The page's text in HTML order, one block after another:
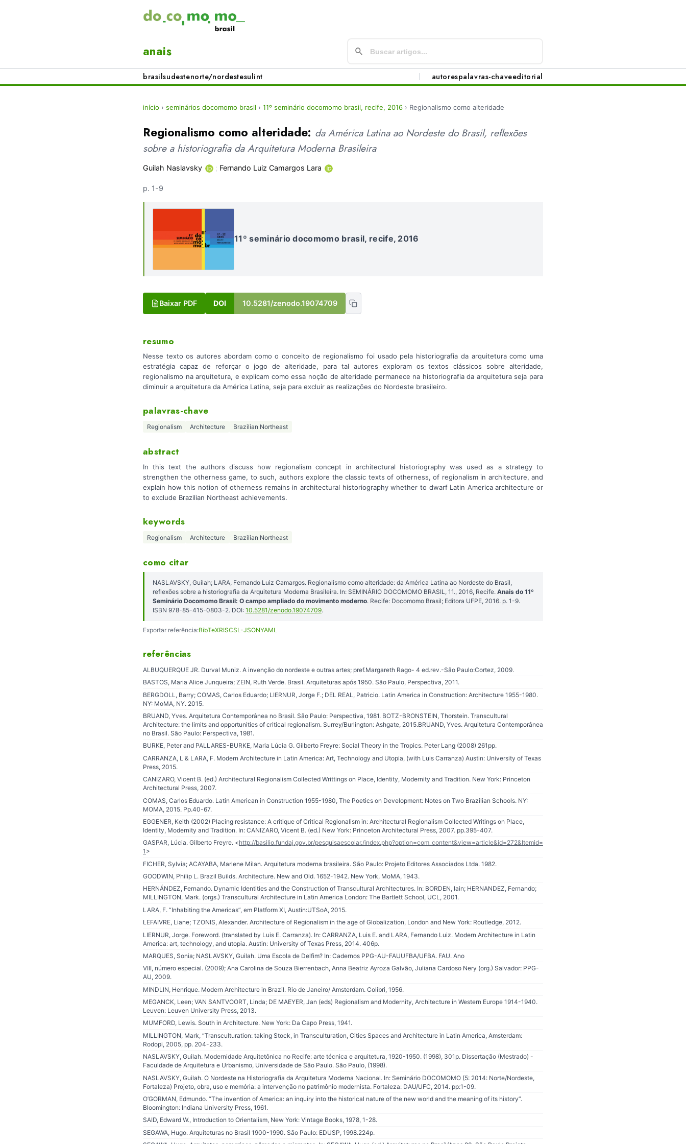
anais
brasilsudestenorte/nordestesulint autorespalavras-chaveeditorial
início › seminários docomomo brasil › 11º seminário docomomo brasil, recife, 2016 › Regionalismo como alteridade
Regionalismo como alteridade: da América Latina ao Nordeste do Brasil, reflexões
sobre a historiografia da Arquitetura Moderna Brasileira
Guilah Naslavsky ; Fernando Luiz Camargos Lara
p. 1-9
11º seminário docomomo brasil, recife, 2016
Baixar PDF DOI 10.5281/zenodo.19074709
resumo
Nesse texto os autores abordam como o conceito de regionalismo foi usado pela historiografia da arquitetura como uma
estratégia capaz de reforçar o jogo de alteridade, para tal autores exploram os textos clássicos sobre alteridade,
regionalismo na arquitetura, e explicam como essa noção de alteridade permanece na historiografia da arquitetura seja para
diminuir a arquitetura da América Latina, seja para excluir as realizações do Nordeste brasileiro.
palavras-chave
Regionalism Architecture Brazilian Northeast
abstract
In this text the authors discuss how regionalism concept in architectural historiography was used as a strategy to
strengthen the otherness game, to such, authors explore the classic texts of otherness, of regionalism in architecture, and
explain how this notion of otherness remains in architectural historiography whether to dwarf Latin America architecture or
to exclude Brazilian Northeast achievements.
keywords
Regionalism Architecture Brazilian Northeast
como citar
NASLAVSKY, Guilah; LARA, Fernando Luiz Camargos. Regionalismo como alteridade: da América Latina ao Nordeste do Brasil,
reflexões sobre a historiografia da Arquitetura Moderna Brasileira. In: SEMINÁRIO DOCOMOMO BRASIL, 11., 2016, Recife. Anais do 11º
Seminário Docomomo Brasil: O campo ampliado do movimento moderno. Recife: Docomomo Brasil; Editora UFPE, 2016. p. 1-9.
ISBN 978-85-415-0803-2. DOI: 10.5281/zenodo.19074709.
Exportar referência:BibTeXRISCSL-JSONYAML
referências
ALBUQUERQUE JR. Durval Muniz. A invenção do nordeste e outras artes; pref.Margareth Rago- 4 ed.rev.-São Paulo:Cortez, 2009.
BASTOS, Maria Alice Junqueira; ZEIN, Ruth Verde. Brasil. Arquiteturas após 1950. São Paulo, Perspectiva, 2011.
BERGDOLL, Barry; COMAS, Carlos Eduardo; LIERNUR, Jorge F.; DEL REAL, Patricio. Latin America in Construction: Architecture 1955-1980.
NY: MoMA, NY. 2015.
BRUAND, Yves. Arquitetura Contemporânea no Brasil. São Paulo: Perspectiva, 1981. BOTZ-BRONSTEIN, Thorstein. Transcultural
Architecture: the limits and opportunities of critical regionalism. Surrey/Burlington: Ashgate, 2015.BRUAND, Yves. Arquitetura Contemporânea
no Brasil. São Paulo: Perspectiva, 1981.
BURKE, Peter and PALLARES-BURKE, Maria Lúcia G. Gilberto Freyre: Social Theory in the Tropics. Peter Lang (2008) 261pp.
CARRANZA, L & LARA, F. Modern Architecture in Latin America: Art, Technology and Utopia, (with Luis Carranza) Austin: University of Texas
Press, 2015.
CANIZARO, Vicent B. (ed.) Architectural Regionalism Collected Writtings on Place, Identity, Modernity and Tradition. New York: Princeton
Architectural Press, 2007.
COMAS, Carlos Eduardo. Latin American in Construction 1955-1980, The Poetics on Development: Notes on Two Brazilian Schools. NY:
MOMA, 2015. Pp.40-67.
EGGENER, Keith (2002) Placing resistance: A critique of Critical Regionalism in: Architectural Regionalism Collected Writings on Place,
Identity, Modernity and Tradition. In: CANIZARO, Vicent B. (ed.) New York: Princeton Architectural Press, 2007. pp.395-407.
GASPAR, Lúcia. Gilberto Freyre. <http://basilio.fundaj.gov.br/pesquisaescolar./index.php?option=com_content&view=article&id=272&Itemid=
1 >
FICHER, Sylvia; ACAYABA, Marlene Milan. Arquitetura moderna brasileira. São Paulo: Projeto Editores Associados Ltda. 1982.
GOODWIN, Philip L. Brazil Builds. Architecture. New and Old. 1652-1942. New York, MoMA, 1943.
HERNÁNDEZ, Fernando. Dynamic Identities and the Construction of Transcultural Architectures. In: BORDEN, Iain; HERNANDEZ, Fernando;
MILLINGTON, Mark. (orgs.) Transcultural Architecture in Latin America London: The Bartlett School, UCL, 2001.
LARA, F. “Inhabiting the Americas”, em Platform XI, Austin:UTSoA, 2015.
LEFAIVRE, Liane; TZONIS, Alexander. Architecture of Regionalism in the age of Globalization, London and New York: Routledge, 2012.
LIERNUR, Jorge. Foreword. (translated by Luis E. Carranza). In: CARRANZA, Luis E. and LARA, Fernando Luiz. Modern Architecture in Latin
America: art, technology, and utopia. Austin: University of Texas Press, 2014. 406p.
MARQUES, Sonia; NASLAVSKY, Guilah. Uma Escola de Delfim? In: Cadernos PPG-AU-FAUUFBA/UFBA. FAU. Ano
VIII, número especial. (2009); Ana Carolina de Souza Bierrenbach, Anna Beatriz Ayroza Galvão, Juliana Cardoso Nery (org.) Salvador: PPG-
AU, 2009.
MINDLIN, Henrique. Modern Architecture in Brazil. Rio de Janeiro/ Amsterdam. Colibri, 1956.
MEGANCK, Leen; VAN SANTVOORT, Linda; DE MAEYER, Jan (eds) Regionalism and Modernity, Architecture in Western Europe 1914-1940.
Leuven: Leuven University Press, 2013.
MUMFORD, Lewis. South in Architecture. New York: Da Capo Press, 1941.
MILLINGTON, Mark, “Transculturation: taking Stock, in Transculturation, Cities Spaces and Architecture in Latin America, Amsterdam:
Rodopi, 2005, pp. 204-233.
NASLAVSKY, Guilah. Modernidade Arquitetônica no Recife: arte técnica e arquitetura, 1920-1950. (1998), 301p. Dissertação (Mestrado) -
Faculdade de Arquitetura e Urbanismo, Universidade de São Paulo. São Paulo, (1998).
NASLAVSKY, Guilah. O Nordeste na Historiografia da Arquitetura Moderna Nacional. In: Seminário DOCOMOMO (5: 2014: Norte/Nordeste,
Fortaleza) Projeto, obra, uso e memória: a intervenção no patrimônio modernista. Fortaleza: DAU/UFC, 2014. pp:1-09.
O’GORMAN, Edmundo. “The invention of America: an inquiry into the historical nature of the new world and the meaning of its history”.
Bloomington: Indiana University Press, 1961.
SAID, Edward W., Introduction to Orientalism, New York: Vintage Books, 1978, 1-28.
SEGAWA, Hugo. Arquiteturas no Brasil 1900-1990. São Paulo: EDUSP, 1998.224p.